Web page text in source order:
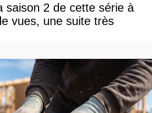
saison 2 de cette série à
vues, une suite très